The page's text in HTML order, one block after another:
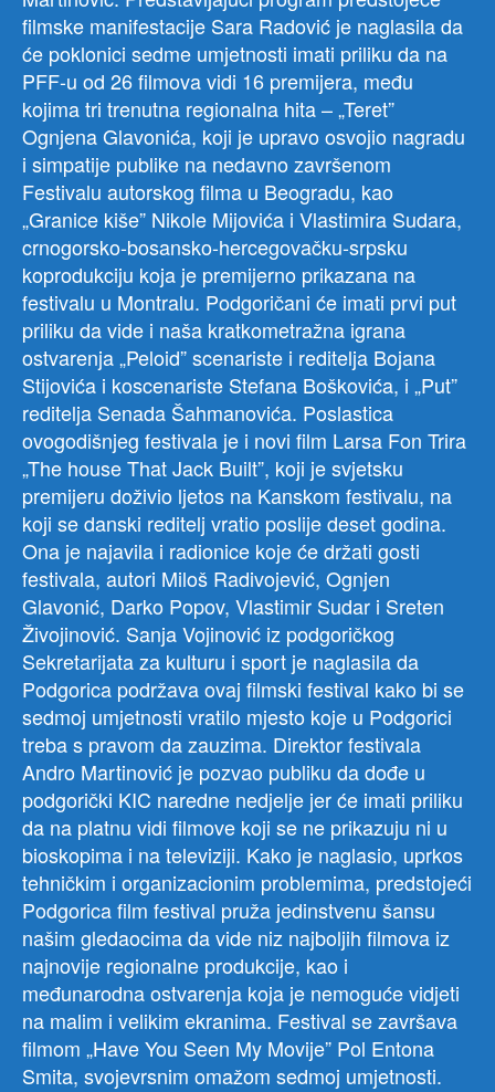
filmske manifestacije Sara Radović je naglasila da
će poklonici sedme umjetnosti imati priliku da na
PFF-u od 26 filmova vidi 16 premijera, među
kojima tri trenutna regionalna hita – „Teret”
Ognjena Glavonića, koji je upravo osvojio nagradu
i simpatije publike na nedavno završenom
Festivalu autorskog filma u Beogradu, kao
„Granice kiše” Nikole Mijovića i Vlastimira Sudara,
crnogorsko-bosansko-hercegovačku-srpsku
koprodukciju koja je premijerno prikazana na
festivalu u Montralu. Podgoričani će imati prvi put
priliku da vide i naša kratkometražna igrana
ostvarenja „Peloid” scenariste i reditelja Bojana
Stijovića i koscenariste Stefana Boškovića, i „Put”
reditelja Senada Šahmanovića. Poslastica
ovogodišnjeg festivala je i novi film Larsa Fon Trira
„The house That Jack Built”, koji je svjetsku
premijeru doživio ljetos na Kanskom festivalu, na
koji se danski reditelj vratio poslije deset godina.
Ona je najavila i radionice koje će držati gosti
festivala, autori Miloš Radivojević, Ognjen
Glavonić, Darko Popov, Vlastimir Sudar i Sreten
Živojinović. Sanja Vojinović iz podgoričkog
Sekretarijata za kulturu i sport je naglasila da
Podgorica podržava ovaj filmski festival kako bi se
sedmoj umjetnosti vratilo mjesto koje u Podgorici
treba s pravom da zauzima. Direktor festivala
Andro Martinović je pozvao publiku da dođe u
podgorički KIC naredne nedjelje jer će imati priliku
da na platnu vidi filmove koji se ne prikazuju ni u
bioskopima i na televiziji. Kako je naglasio, uprkos
tehničkim i organizacionim problemima, predstojeći
Podgorica film festival pruža jedinstvenu šansu
našim gledaocima da vide niz najboljih filmova iz
najnovije regionalne produkcije, kao i
međunarodna ostvarenja koja je nemoguće vidjeti
na malim i velikim ekranima. Festival se završava
filmom „Have You Seen My Movije” Pol Entona
Smita, svojevrsnim omažom sedmoj umjetnosti.